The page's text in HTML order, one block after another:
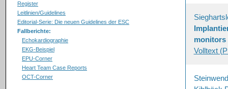
Register
Leitlinien/Guidelines
Editorial-Serie: Die neuen Guidelines der ESC
Fallberichte:
Echokardiographie
EKG-Beispiel
EPU-Corner
Heart Team Case Reports
OCT-Corner
monitors
Volltext